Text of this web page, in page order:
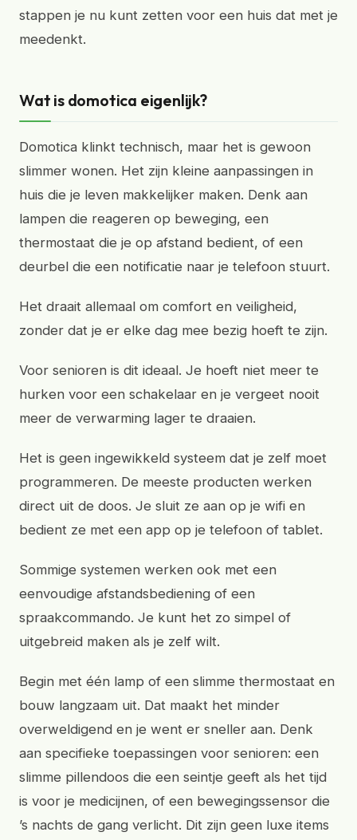
stappen je nu kunt zetten voor een huis dat met je
meedenkt.
Wat is domotica eigenlijk?
Domotica klinkt technisch, maar het is gewoon
slimmer wonen. Het zijn kleine aanpassingen in
huis die je leven makkelijker maken. Denk aan
lampen die reageren op beweging, een
thermostaat die je op afstand bedient, of een
deurbel die een notificatie naar je telefoon stuurt.
Het draait allemaal om comfort en veiligheid,
zonder dat je er elke dag mee bezig hoeft te zijn.
Voor senioren is dit ideaal. Je hoeft niet meer te
hurken voor een schakelaar en je vergeet nooit
meer de verwarming lager te draaien.
Het is geen ingewikkeld systeem dat je zelf moet
programmeren. De meeste producten werken
direct uit de doos. Je sluit ze aan op je wifi en
bedient ze met een app op je telefoon of tablet.
Sommige systemen werken ook met een
eenvoudige afstandsbediening of een
spraakcommando. Je kunt het zo simpel of
uitgebreid maken als je zelf wilt.
Begin met één lamp of een slimme thermostaat en
bouw langzaam uit. Dat maakt het minder
overweldigend en je went er sneller aan. Denk
aan specifieke toepassingen voor senioren: een
slimme pillendoos die een seintje geeft als het tijd
is voor je medicijnen, of een bewegingssensor die
’s nachts de gang verlicht. Dit zijn geen luxe items